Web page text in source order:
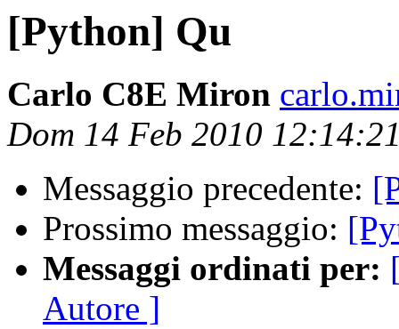
[Python] Qu
Carlo C8E Miron
Dom 14 Feb 2010
Messaggio precedente:
Prossimo messaggio:
Messaggi ordinati per:
Autore ]